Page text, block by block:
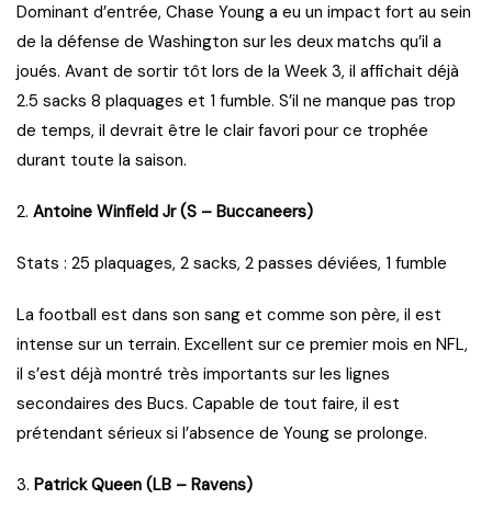
Dominant d’entrée, Chase Young a eu un impact fort au sein
de la défense de Washington sur les deux matchs qu’il a
joués. Avant de sortir tôt lors de la Week 3, il affichait déjà
2.5 sacks 8 plaquages et 1 fumble. S’il ne manque pas trop
de temps, il devrait être le clair favori pour ce trophée
durant toute la saison.
2. Antoine Winfield Jr (S – Buccaneers)
Stats : 25 plaquages, 2 sacks, 2 passes déviées, 1 fumble
La football est dans son sang et comme son père, il est
intense sur un terrain. Excellent sur ce premier mois en NFL,
il s’est déjà montré très importants sur les lignes
secondaires des Bucs. Capable de tout faire, il est
prétendant sérieux si l’absence de Young se prolonge.
3. Patrick Queen (LB – Ravens)